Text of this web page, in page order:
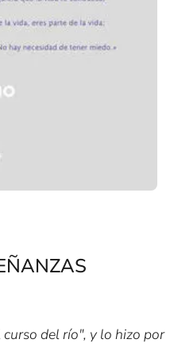
del río", y lo hizo por